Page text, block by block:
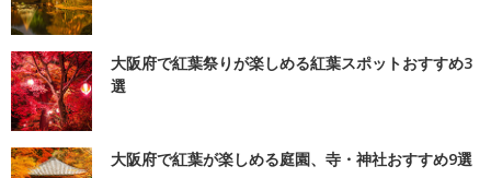
大阪府で紅葉祭りが楽しめる紅葉スポットおすすめ3
選
大阪府で紅葉が楽しめる庭園、寺・神社おすすめ9選